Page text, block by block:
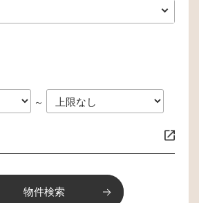
第三者提供
お預かりした個人情報を、個
場合を除き、ご本人様の同
開示・訂正・削除について
預かりした個人情報の開
た後、速やかに対応させてい
～